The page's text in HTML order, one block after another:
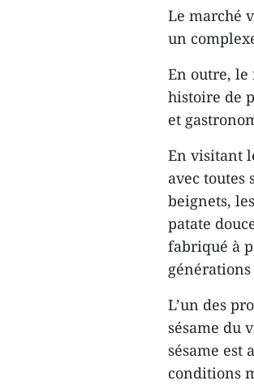
Le marché
un
En outre, le
histoire de
et
En visitant
avec toutes
beignets,
patate
fabriqué à
L’un des
sésame du
sésame est
conditions